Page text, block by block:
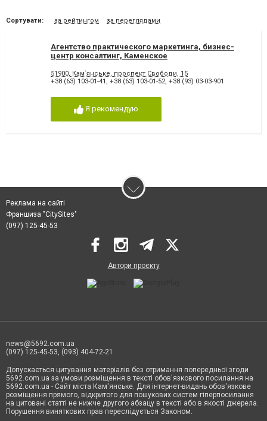
Сортувати: за рейтингом за переглядами
Агентство практического маркетинга, бизнес-
центр консалтинг, Каменское
51900, Кам`янське, проспект Свободи, 15
+38 (63) 103-01-41 , +38 (63) 103-01-52, +38 (93) 03-03-901
Я рекомендую
Реклама на сайті
Франшиза "CitySites"
(097) 125-45-53
Автори проєкту
news@5692.com.ua
(097) 125-45-53, (093) 404-72-21
Допускається цитування матеріалів без отримання попередньої згоди
5692.com.ua за умови розміщення в тексті обов'язкового посилання на
5692.com.ua - Сайт міста Кам'янське. Для інтернет-видань обов'язкове
розміщення прямого, відкритого для пошукових систем гіперпосилання
на цитовані статті не нижче другого абзацу в тексті або в якості джерела.
Порушення виняткових прав переслідується Законом.